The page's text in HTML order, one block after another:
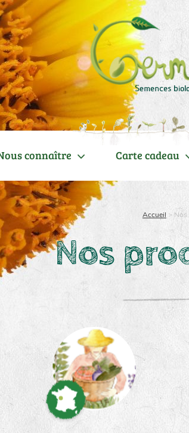
connaître Carte cadeau
Accueil > Nos
Nos